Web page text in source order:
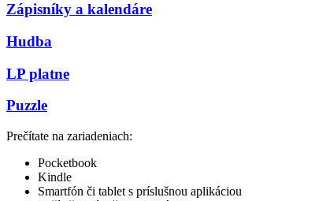
Zápisníky a kalendáre
Hudba
LP platne
Puzzle
Prečítate na zariadeniach:
Pocketbook
Kindle
Smartfón či tablet s príslušnou aplikáciou